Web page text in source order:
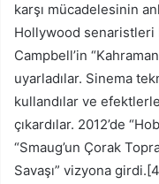
karşı mücadelesinin
Hollywood senaristleri
Campbell’in
uyarladılar. Sinema
kullandılar ve
çıkardılar. 2012’de
“Smaug’un Çorak
Savaşı” vizyona